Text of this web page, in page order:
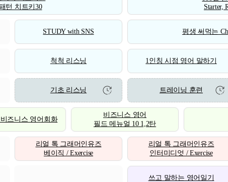
턴 치트키30
Starter,
STUDY with SNS 평생 써먹는
척척 리스닝 1인칭 시점 영어 말하기
기초 리스닝 트레이닝 훈련
즈니스 영어회화
비즈니스 영어
필드 메뉴얼 10 1,2탄
리얼 톡 그래머인유즈
베이직 / Exercise
리얼 톡 그래머인유즈
인터미디엇 / Exercise
쓰고 말하는 영어일기